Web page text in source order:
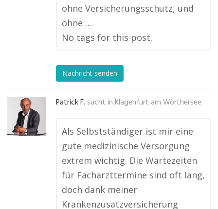
ohne Versicherungsschutz, und
ohne …
No tags for this post.
Nachricht senden
Patrick F. sucht in Klagenfurt am Wörthersee
Als Selbstständiger ist mir eine
gute medizinische Versorgung
extrem wichtig. Die Wartezeiten
für Facharzttermine sind oft lang,
doch dank meiner
Krankenzusatzversicherung